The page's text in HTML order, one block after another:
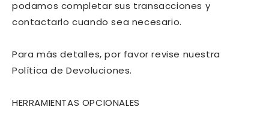
podamos completar sus transacciones y
contactarlo cuando sea necesario.
Para más detalles, por favor revise nuestra
Política de Devoluciones.
HERRAMIENTAS OPCIONALES